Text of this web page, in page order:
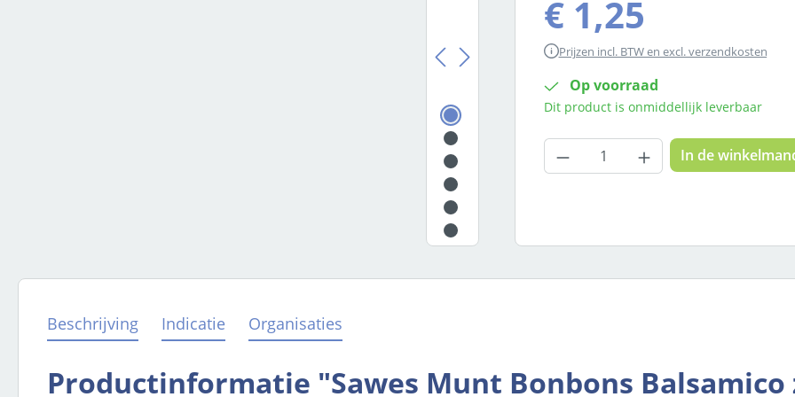
€ 1,25
Prijzen incl. BTW en excl. verzendkosten
Op voorraad
Dit product is onmiddellijk leverbaar
Producthoeveelheid:
In de
Beschrijving Indicatie Organisaties
Productinformatie "Sawes Munt Bonbons Balsamico